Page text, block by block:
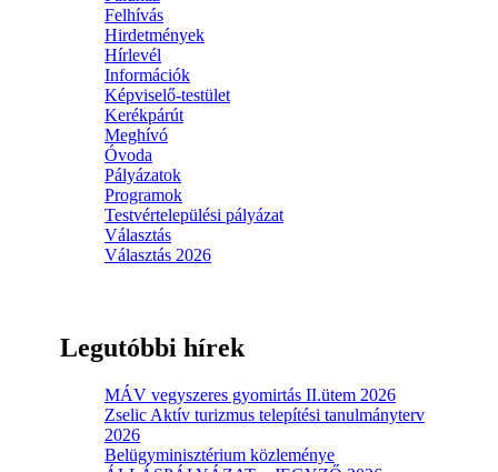
Felhívás
Hirdetmények
Hírlevél
Információk
Képviselő-testület
Kerékpárút
Meghívó
Óvoda
Pályázatok
Programok
Testvértelepülési pályázat
Választás
Választás 2026
Legutóbbi hírek
MÁV vegyszeres gyomirtás II.ütem 2026
Zselic Aktív turizmus telepítési tanulmányterv
2026
Belügyminisztérium közleménye